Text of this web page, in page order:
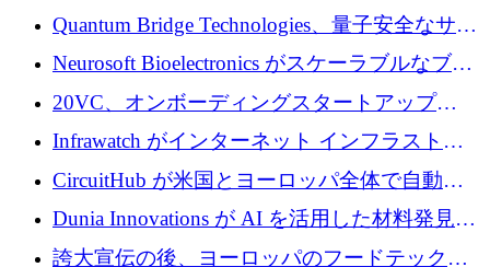
ラットフォームを拡大するために 4,000 万ド
ルを調達
Quantum Bridge Technologies、量子安全なサイ
バーセキュリティ インフラストラクチャの拡
張にシリーズ A で 800 万ドルを投入
Neurosoft Bioelectronics がスケーラブルなブレ
イン コンピューター インターフェイスのため
に 750 万ドルを調達
20VC、オンボーディングスタートアップ
Prelude へのシリーズ A 投資で 2,000 万ドルを
Infrawatch がインターネット インフラストラ
クチャ インテリジェンス向けに 300 万ドルの
プレシードを確保
CircuitHub が米国とヨーロッパ全体で自動電
子機器製造を拡大するために 2,800 万ドルを
Dunia Innovations が AI を活用した材料発見を
産業化するために 2 億 8,000 万ユーロのベル
誇大宣伝の後、ヨーロッパのフードテックセ